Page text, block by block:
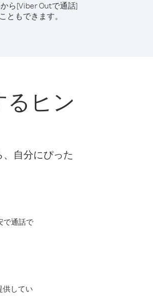
ら[Viber Outで通話]
ともできます。
ヒン
自分にぴった
で通話で
供してい